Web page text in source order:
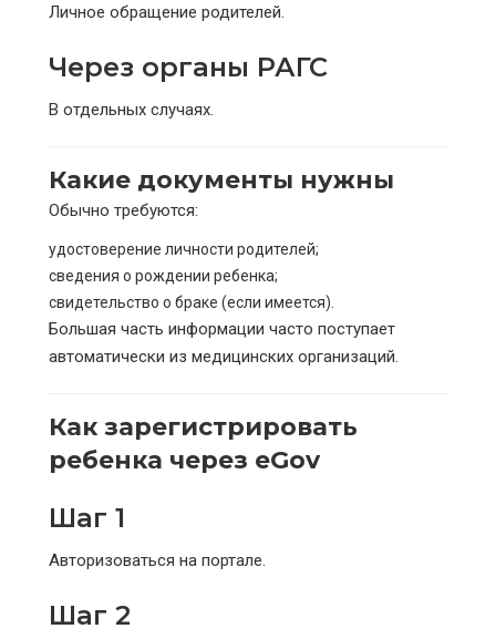
Личное обращение родителей.
Через органы РАГС
В отдельных случаях.
Какие документы нужны
Обычно требуются:
удостоверение личности родителей;
сведения о рождении ребенка;
свидетельство о браке (если имеется).
Большая часть информации часто поступает
автоматически из медицинских организаций.
Как зарегистрировать
ребенка через eGov
Шаг 1
Авторизоваться на портале.
Шаг 2